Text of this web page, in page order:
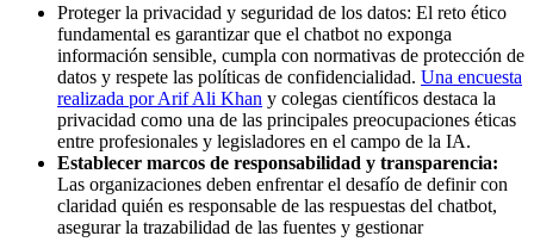
Proteger la privacidad y seguridad de los datos: El reto ético
fundamental es garantizar que el chatbot no exponga
información sensible, cumpla con normativas de protección de
datos y respete las políticas de confidencialidad. Una encuesta
realizada por Arif Ali Khan y colegas científicos destaca la
privacidad como una de las principales preocupaciones éticas
entre profesionales y legisladores en el campo de la IA.
Establecer marcos de responsabilidad y transparencia:
Las organizaciones deben enfrentar el desafío de definir con
claridad quién es responsable de las respuestas del chatbot,
asegurar la trazabilidad de las fuentes y gestionar